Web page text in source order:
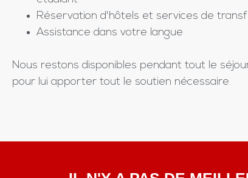
Réservation d'hôtels et services de
Assistance dans votre langue
Nous restons disponibles pendant tout le
pour lui apporter tout le soutien nécessaire.